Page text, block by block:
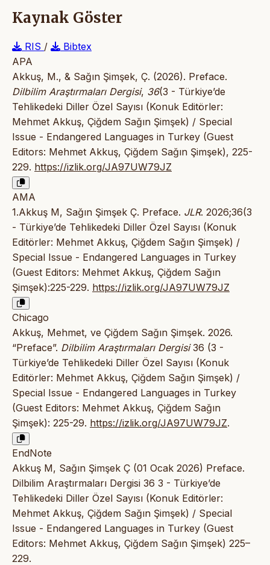
Kaynak Göster
RIS /
Bibtex
APA
Akkuş, M., & Sağın Şimşek, Ç. (2026). Preface.
Dilbilim Araştırmaları Dergisi, 36(3 - Türkiye’de
Tehlikedeki Diller Özel Sayısı (Konuk Editörler:
Mehmet Akkuş, Çiğdem Sağın Şimşek) / Special
Issue - Endangered Languages in Turkey (Guest
Editors: Mehmet Akkuş, Çiğdem Sağın Şimşek), 225-
229. https://izlik.org/JA97UW79JZ
AMA
1.Akkuş M, Sağın Şimşek Ç. Preface. JLR. 2026;36(3
- Türkiye’de Tehlikedeki Diller Özel Sayısı (Konuk
Editörler: Mehmet Akkuş, Çiğdem Sağın Şimşek) /
Special Issue - Endangered Languages in Turkey
(Guest Editors: Mehmet Akkuş, Çiğdem Sağın
Şimşek):225-229. https://izlik.org/JA97UW79JZ
Chicago
Akkuş, Mehmet, ve Çiğdem Sağın Şimşek. 2026.
“Preface”. Dilbilim Araştırmaları Dergisi36 (3 -
Türkiye’de Tehlikedeki Diller Özel Sayısı (Konuk
Editörler: Mehmet Akkuş, Çiğdem Sağın Şimşek) /
Special Issue - Endangered Languages in Turkey
(Guest Editors: Mehmet Akkuş, Çiğdem Sağın
Şimşek): 225-29. https://izlik.org/JA97UW79JZ.
EndNote
Akkuş M, Sağın Şimşek Ç (01 Ocak 2026) Preface.
Dilbilim Araştırmaları Dergisi 36 3 - Türkiye’de
Tehlikedeki Diller Özel Sayısı (Konuk Editörler:
Mehmet Akkuş, Çiğdem Sağın Şimşek) / Special
Issue - Endangered Languages in Turkey (Guest
Editors: Mehmet Akkuş, Çiğdem Sağın Şimşek) 225–
229.